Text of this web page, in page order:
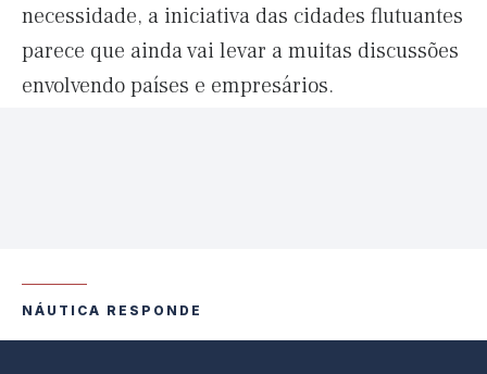
necessidade, a iniciativa das cidades flutuantes
parece que ainda vai levar a muitas discussões
envolvendo países e empresários.
NÁUTICA RESPONDE